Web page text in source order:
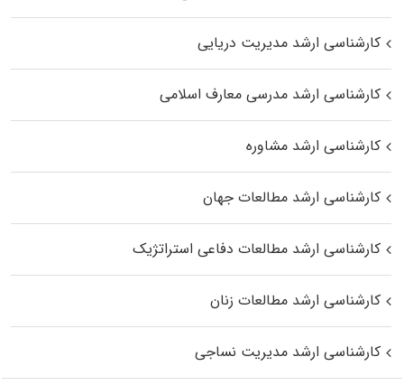
کارشناسی ارشد مدیریت دریایی
کارشناسی ارشد مدرسی معارف اسلامی
کارشناسی ارشد مشاوره
کارشناسی ارشد مطالعات جهان
کارشناسی ارشد مطالعات دفاعی استراتژیک
کارشناسی ارشد مطالعات زنان
کارشناسی ارشد مدیریت نساجی